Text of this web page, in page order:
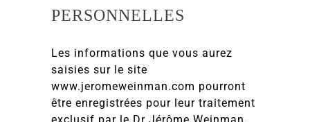
PERSONNELLES
Les informations que vous aurez
saisies sur le site
www.jeromeweinman.com pourront
être enregistrées pour leur traitement